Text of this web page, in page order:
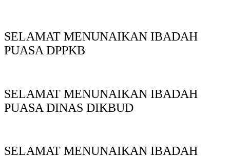
SELAMAT MENUNAIKAN IBADAH
PUASA DPPKB
SELAMAT MENUNAIKAN IBADAH
PUASA DINAS DIKBUD
SELAMAT MENUNAIKAN IBADAH